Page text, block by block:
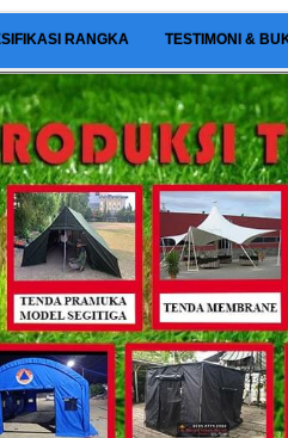
RANGKA TESTIMONI &